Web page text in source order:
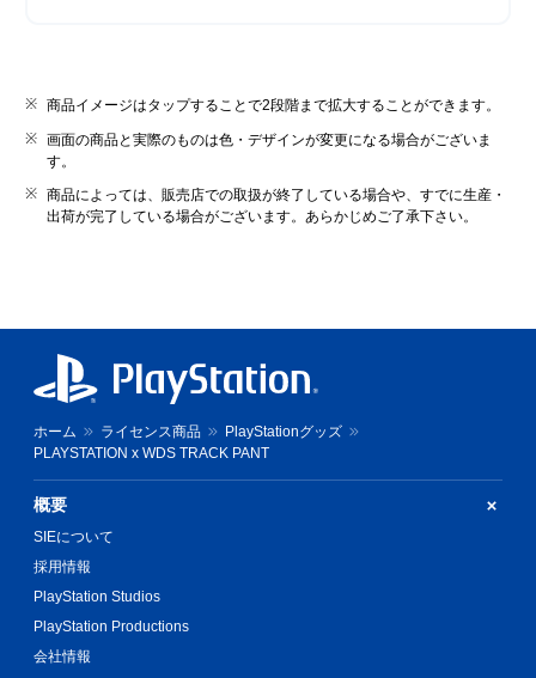
商品イメージはタップすることで2段階まで拡大することができます。
画面の商品と実際のものは色・デザインが変更になる場合がございま
す。
商品によっては、販売店での取扱が終了している場合や、すでに生産・
出荷が完了している場合がございます。あらかじめご了承下さい。
ホーム ライセンス商品
PlayStationグッズ
PLAYSTATION x WDS TRACK PANT
概要
SIEについて
採用情報
PlayStation Studios
PlayStation Productions
会社情報